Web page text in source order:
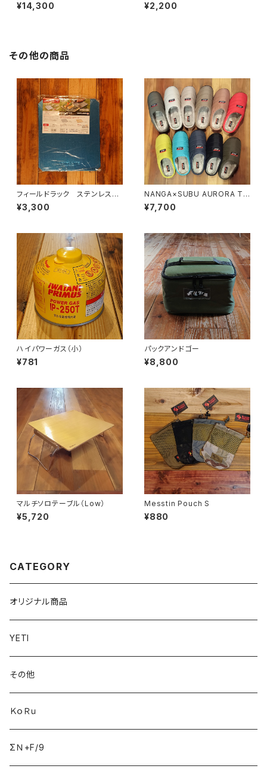
¥14,300 ¥2,200
その他の商品
フィールドラック ステンレス天
板 ハーフ
¥3,300
NANGA×SUBU AURORA TE
X WINTER SANDAL
¥7,700
ハイパワーガス（小）
¥781
パックアンドゴー
¥8,800
マルチソロテーブル（Low）
¥5,720
Messtin Pouch S
¥880
CATEGORY
オリジナル商品
YETI
その他
ＫｏＲｕ
ΣＮ+F/9